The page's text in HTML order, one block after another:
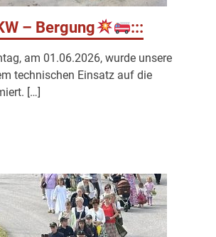
– Bergung :::
am 01.06.2026, wurde unsere
technischen Einsatz auf die
[…]